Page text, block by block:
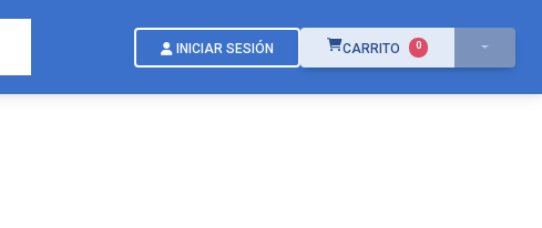
INICIAR SESIÓN CARRITO 0ÍTEMS EN EL CARRITO